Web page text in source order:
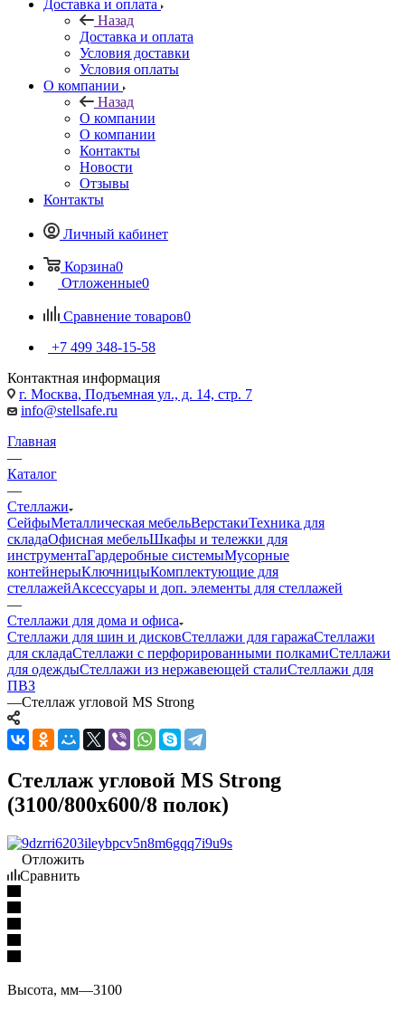
Доставка и оплата
Назад
Доставка и оплата
Условия доставки
Условия оплаты
О компании
Назад
О компании
О компании
Контакты
Новости
Отзывы
Контакты
Личный кабинет
Корзина0
Отложенные0
Сравнение товаров0
+7 499 348-15-58
Контактная информация
г. Москва, Подъемная ул., д. 14, стр. 7
info@stellsafe.ru
Главная
—
Каталог
—
Стеллажи
СейфыМеталлическая мебельВерстакиТехника для
складаОфисная мебельШкафы и тележки для
инструментаГардеробные системыМусорные
контейнерыКлючницыКомплектующие для
стеллажейАксессуары и доп. элементы для стеллажей
—
Стеллажи для дома и офиса
Стеллажи для шин и дисковСтеллажи для гаражаСтеллажи
для складаСтеллажи с перфорированными полкамиСтеллажи
для одеждыСтеллажи из нержавеющей сталиСтеллажи для
ПВЗ
—Стеллаж угловой MS Strong
Стеллаж угловой MS Strong
(3100/800x600/8 полок)
Отложить
Сравнить
Высота, мм—3100